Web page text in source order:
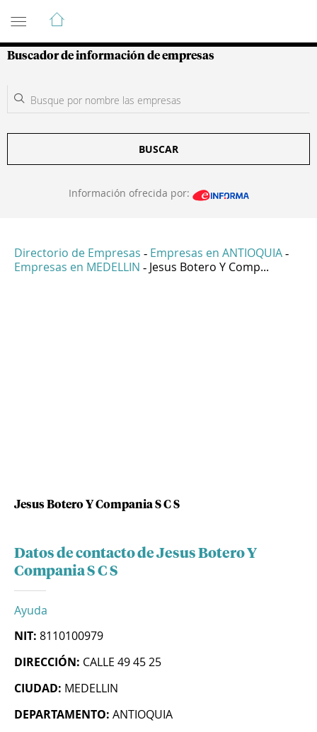
Guía de Empresas Colombianas
Buscador de información de empresas
BUSCAR
Información ofrecida por:
Directorio de Empresas - Empresas en ANTIOQUIA -
Empresas en MEDELLIN - Jesus Botero Y Comp...
Jesus Botero Y Compania S C S
Datos de contacto de Jesus Botero Y
Compania S C S
Ayuda
NIT: 8110100979
DIRECCIÓN: CALLE 49 45 25
CIUDAD: MEDELLIN
DEPARTAMENTO: ANTIOQUIA